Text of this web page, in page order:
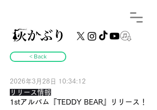
< Back
2026年3月28日 10:34:12
1stアルバム『TEDDY BEAR』リリース！
リリース情報